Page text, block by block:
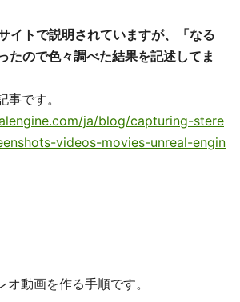
イトで説明されていますが、「なる
たので色々調べた結果を記述してま
です。
ja/blog/capturing-stere
videos-movies-unreal-engin
動画を作る手順です。